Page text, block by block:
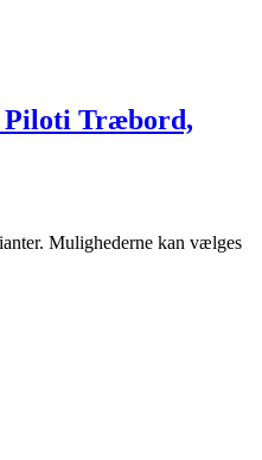
Træbord,
Mulighederne kan vælges